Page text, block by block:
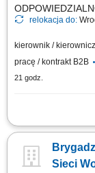
relokacja do:
kierownik /
pracę / kontrakt B2B
21 godz.
Zadania: Nadzór
wykonania
obiekty kubaturowe;
Sieci